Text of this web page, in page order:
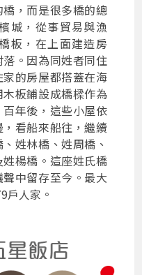
，而是很多橋的總
城，從事貿易與漁
板，在上面建造房
。因為同姓者同住
的房屋都搭蓋在海
板鋪設成橋樑作為
年後，這些小屋依
看船來船往，繼續
姓林橋、姓周橋、
楊橋。這座姓氏橋
中留存至今。最大
戶人家。